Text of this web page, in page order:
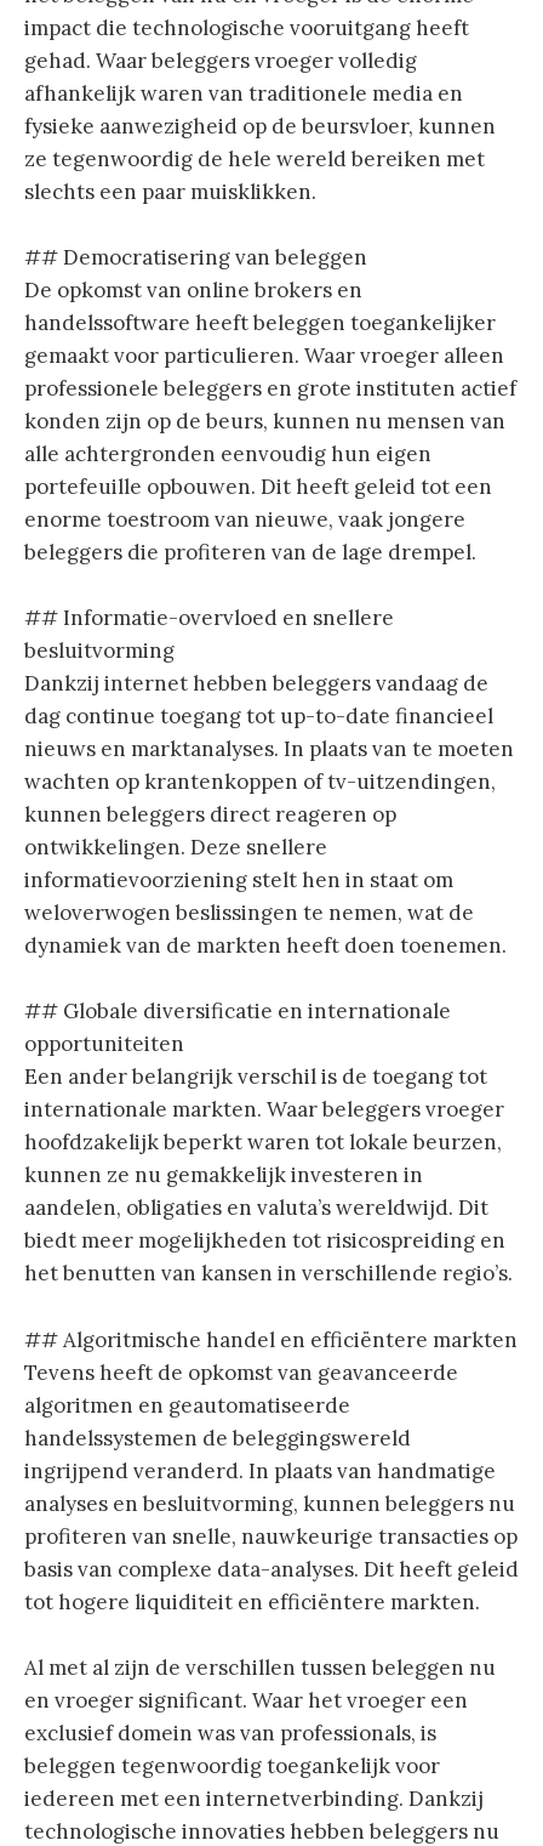
impact die technologische vooruitgang heeft
gehad. Waar beleggers vroeger volledig
afhankelijk waren van traditionele media en
fysieke aanwezigheid op de beursvloer, kunnen
ze tegenwoordig de hele wereld bereiken met
slechts een paar muisklikken.
## Democratisering van beleggen
De opkomst van online brokers en
handelssoftware heeft beleggen toegankelijker
gemaakt voor particulieren. Waar vroeger alleen
professionele beleggers en grote instituten actief
konden zijn op de beurs, kunnen nu mensen van
alle achtergronden eenvoudig hun eigen
portefeuille opbouwen. Dit heeft geleid tot een
enorme toestroom van nieuwe, vaak jongere
beleggers die profiteren van de lage drempel.
## Informatie-overvloed en snellere
besluitvorming
Dankzij internet hebben beleggers vandaag de
dag continue toegang tot up-to-date financieel
nieuws en marktanalyses. In plaats van te moeten
wachten op krantenkoppen of tv-uitzendingen,
kunnen beleggers direct reageren op
ontwikkelingen. Deze snellere
informatievoorziening stelt hen in staat om
weloverwogen beslissingen te nemen, wat de
dynamiek van de markten heeft doen toenemen.
## Globale diversificatie en internationale
opportuniteiten
Een ander belangrijk verschil is de toegang tot
internationale markten. Waar beleggers vroeger
hoofdzakelijk beperkt waren tot lokale beurzen,
kunnen ze nu gemakkelijk investeren in
aandelen, obligaties en valuta’s wereldwijd. Dit
biedt meer mogelijkheden tot risicospreiding en
het benutten van kansen in verschillende regio’s.
## Algoritmische handel en efficiëntere markten
Tevens heeft de opkomst van geavanceerde
algoritmen en geautomatiseerde
handelssystemen de beleggingswereld
ingrijpend veranderd. In plaats van handmatige
analyses en besluitvorming, kunnen beleggers nu
profiteren van snelle, nauwkeurige transacties op
basis van complexe data-analyses. Dit heeft geleid
tot hogere liquiditeit en efficiëntere markten.
Al met al zijn de verschillen tussen beleggen nu
en vroeger significant. Waar het vroeger een
exclusief domein was van professionals, is
beleggen tegenwoordig toegankelijk voor
iedereen met een internetverbinding. Dankzij
technologische innovaties hebben beleggers nu